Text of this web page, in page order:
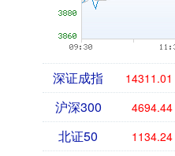
深证成指 14311.01
沪深300 4694.44
北证50 1134.24